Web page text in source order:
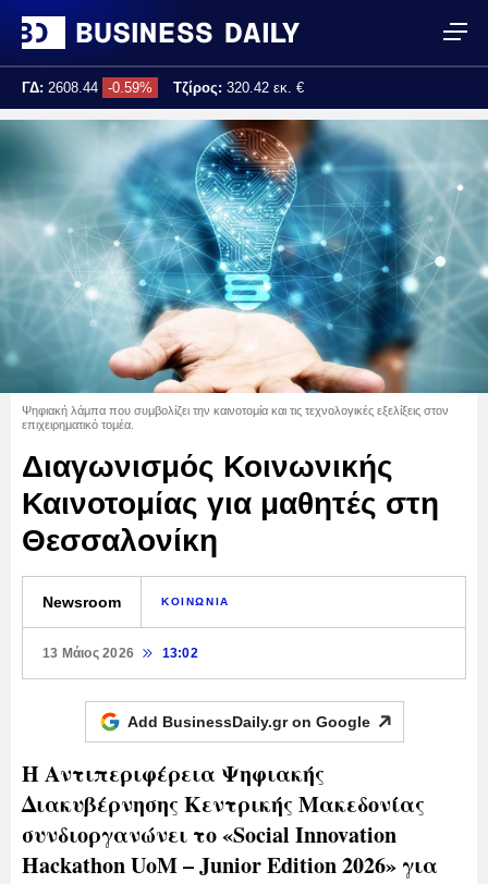
ΓΔ: 2608.44 -0.59% Τζίρος: 320.42 εκ. €
Τελ. ενημέρωση: 17:25:02
Ψηφιακή λάμπα που συμβολίζει την καινοτομία και τις τεχνολογικές εξελίξεις στον
επιχειρηματικό τομέα.
Διαγωνισμός Κοινωνικής
Καινοτομίας για μαθητές στη
Θεσσαλονίκη
Newsroom ΚΟΙΝΩΝΙΑ
13 Μάιος 2026 13:02
Add BusinessDaily.gr on Google
Η Αντιπεριφέρεια Ψηφιακής
Διακυβέρνησης Κεντρικής Μακεδονίας
συνδιοργανώνει το «Social Innovation
Hackathon UoM – Junior Edition 2026» για